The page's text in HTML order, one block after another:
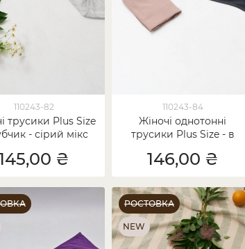
110243-82
трусики Plus Size
- сірий мікс
₴
110243-84
Жіночі однотонні
трусики Plus Size - в
146,00 ₴
РОСТОВКА
NEW